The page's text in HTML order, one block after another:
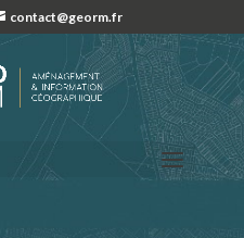
contact@georm.fr